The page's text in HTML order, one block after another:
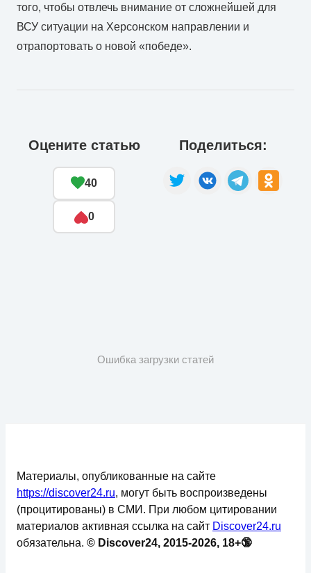
того, чтобы отвлечь внимание от сложнейшей для
ВСУ ситуации на Херсонском направлении и
отрапортовать о новой «победе».
Оцените статью
40
0
Поделиться:
Ошибка загрузки статей
Материалы, опубликованные на сайте
https://discover24.ru, могут быть воспроизведены
(процитированы) в СМИ. При любом цитировании
материалов активная ссылка на сайт Discover24.ru
обязательна. © Discover24, 2015-2026, 18+🔞